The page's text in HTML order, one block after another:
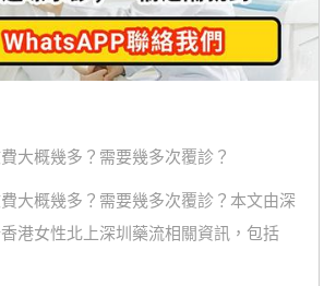
大概幾多？需要幾多次覆診？
大概幾多？需要幾多次覆診？本文由深
港女性北上深圳藥流相關資訊，包括